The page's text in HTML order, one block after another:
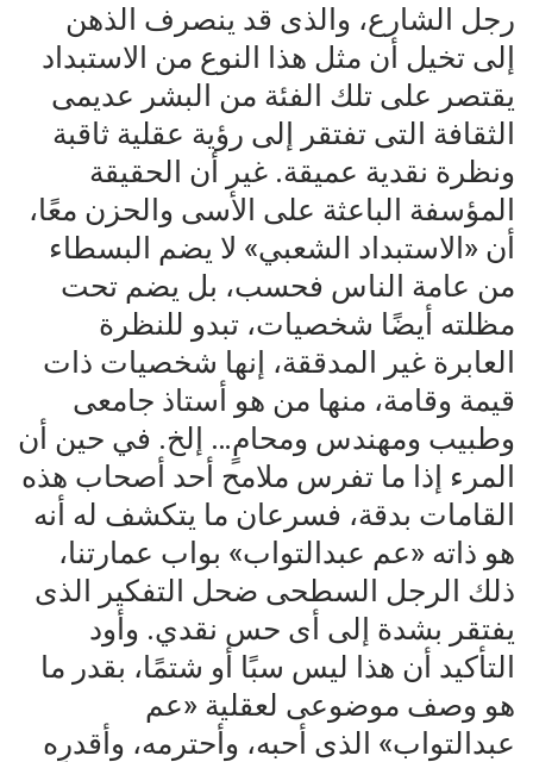
رجل الشارع، والذى قد ينصرف الذهن
إلى تخيل أن مثل هذا النوع من الاستبداد
يقتصر على تلك الفئة من البشر عديمى
الثقافة التى تفتقر إلى رؤية عقلية ثاقبة
ونظرة نقدية عميقة. غير أن الحقيقة
المؤسفة الباعثة على الأسى والحزن معًا،
أن «الاستبداد الشعبي» لا يضم البسطاء
من عامة الناس فحسب، بل يضم تحت
مظلته أيضًا شخصيات، تبدو للنظرة
العابرة غير المدققة، إنها شخصيات ذات
قيمة وقامة، منها من هو أستاذ جامعى
وطبيب ومهندس ومحامٍ… إلخ. في حين أن
المرء إذا ما تفرس ملامح أحد أصحاب هذه
القامات بدقة، فسرعان ما يتكشف له أنه
هو ذاته «عم عبدالتواب» بواب عمارتنا،
ذلك الرجل السطحى ضحل التفكير الذى
يفتقر بشدة إلى أى حس نقدي. وأود
التأكيد أن هذا ليس سبًا أو شتمًا، بقدر ما
هو وصف موضوعى لعقلية «عم
عبدالتواب» الذى أحبه، وأحترمه، وأقدره